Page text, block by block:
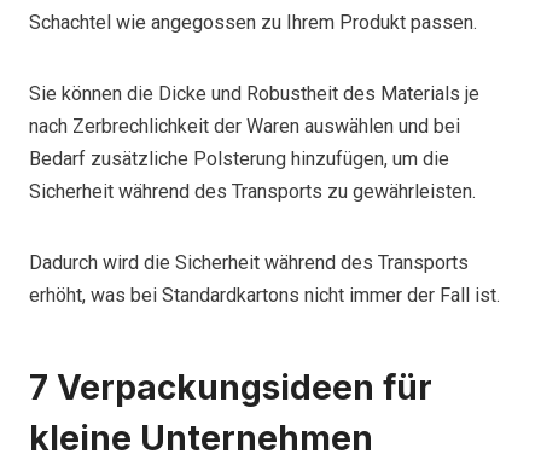
Schachtel wie angegossen zu Ihrem Produkt passen.
Sie können die Dicke und Robustheit des Materials je
nach Zerbrechlichkeit der Waren auswählen und bei
Bedarf zusätzliche Polsterung hinzufügen, um die
Sicherheit während des Transports zu gewährleisten.
Dadurch wird die Sicherheit während des Transports
erhöht, was bei Standardkartons nicht immer der Fall ist.
7 Verpackungsideen für
kleine Unternehmen